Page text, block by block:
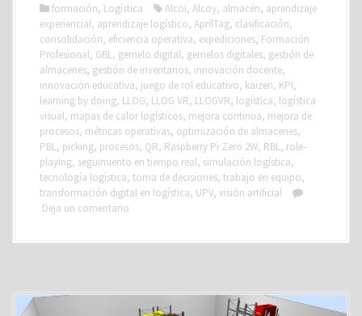
formación, Logística Alcoi, Alcoy, almacén, aprendizaje
experiencial, aprendizaje logístico, AprilTag, clasificación,
consolidación, eficiencia operativa, expediciones, Formación
Profesional, GBL, gemelo digital, gemelos digitales, gestión de
almacenes, gestión de inventarios, innovación docente,
innovación educativa, juego de rol educativo, kaizen, KPI,
learning by doing, LLOG, LLOG VR, LLOGVR, logística, logística
visual, mapas de calor logísticos, mejora continua, mejora de
procesos, métricas operativas, optimización de almacenes,
PBL, picking, procesos, QR, Raspberry Pi Zero 2W, RBL, role-
playing, seguimiento en tiempo real, simulación logística,
tecnología logística, toma de decisiones, trabajo en equipo,
transformación digital en logística, UPV, visión artificial
Deja un comentario